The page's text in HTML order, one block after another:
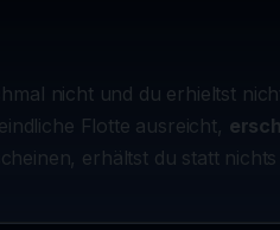
nicht und du erhieltst
Flotte ausreicht,
erhältst du statt nichts